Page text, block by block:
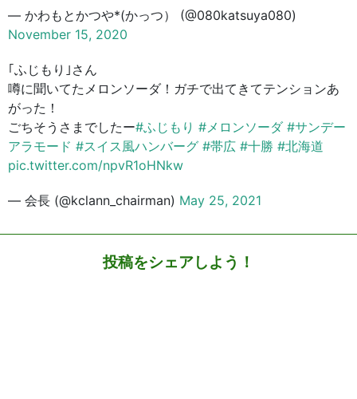
— かわもとかつや*(かっつ） (@080katsuya080)
November 15, 2020
｢ふじもり｣さん
噂に聞いてたメロンソーダ！ガチで出てきてテンションあ
がった！
ごちそうさまでしたー#ふじもり #メロンソーダ #サンデー
アラモード #スイス風ハンバーグ #帯広 #十勝 #北海道
pic.twitter.com/npvR1oHNkw
— 会長 (@kclann_chairman) May 25, 2021
投稿をシェアしよう！